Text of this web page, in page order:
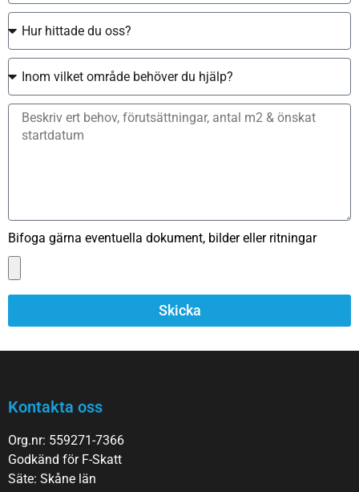
Bifoga gärna eventuella dokument, bilder eller ritningar
Skicka
Kontakta oss
Org.nr: 559271-7366
Godkänd för F-Skatt
Säte: Skåne län